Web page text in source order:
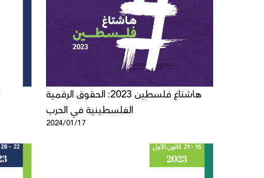
هاشتاغ فلسطين 2023: الحقوق الرقمية
الفلسطينية في الحرب
2024/01/17